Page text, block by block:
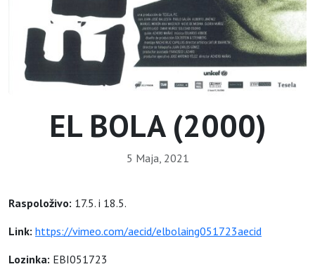
EL BOLA (2000)
5 Maja, 2021
Raspoloživo: 17.5. i 18.5.
Link: https://vimeo.com/aecid/elbolaing051723aecid
Lozinka: EBI051723